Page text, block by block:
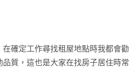
確定工作尋找租屋地點時我都會勸
質，這也是大家在找房子居住時常